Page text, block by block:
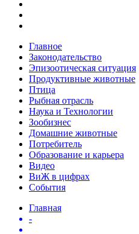
Главное
Законодательство
Эпизоотическая ситуация
Продуктивные животные
Птица
Рыбная отрасль
Наука и Технологии
Зообизнес
Домашние животные
Потребитель
Образование и карьера
Видео
ВиЖ в цифрах
События
Главная
-